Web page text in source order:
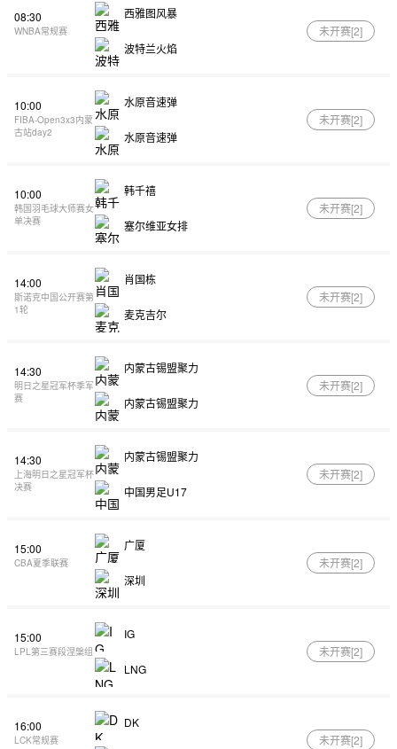
08:30
WNBA常规赛
西雅图风暴
波特兰火焰
未开赛[2]
10:00
FIBA-Open3x3内蒙
古站day2
水原音速弹
水原音速弹
未开赛[2]
10:00
韩国羽毛球大师赛女
单决赛
韩千禧
塞尔维亚女排
未开赛[2]
14:00
斯诺克中国公开赛第
1轮
肖国栋
麦克吉尔
未开赛[2]
14:30
明日之星冠军杯季军
赛
内蒙古锡盟聚力
内蒙古锡盟聚力
未开赛[2]
14:30
上海明日之星冠军杯
决赛
内蒙古锡盟聚力
中国男足U17
未开赛[2]
15:00
CBA夏季联赛
广厦
深圳
未开赛[2]
15:00
LPL第三赛段涅槃组
IG
LNG
未开赛[2]
16:00
LCK常规赛
DK
未开赛[2]